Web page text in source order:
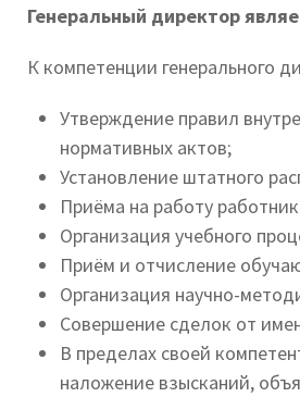
Генеральный директор
К компетенции генерального
Утверждение правил
нормативных актов;
Установление штатного
Приёма на работу
Организация учебного
Приём и отчисление
Организация научно-
Совершение сделок от
В пределах своей
наложение взысканий,